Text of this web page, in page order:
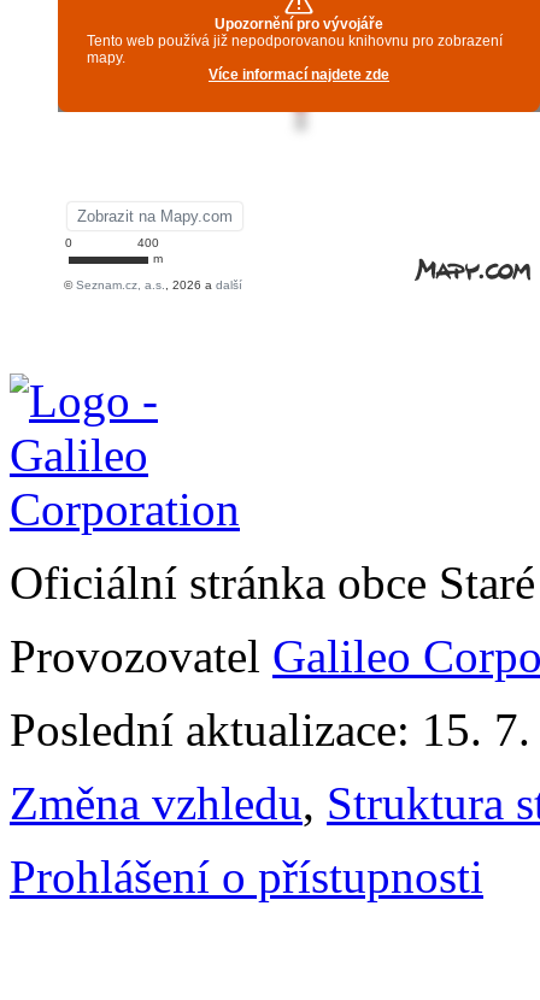
Oficiální stránka obce
Provozovatel Galileo
Poslední aktualizace: 15.
Změna vzhledu, Struktura
Prohlášení o přístupnosti